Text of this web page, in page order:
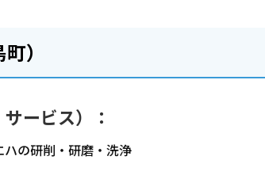
）
ービス）：
の研削・研磨・洗浄